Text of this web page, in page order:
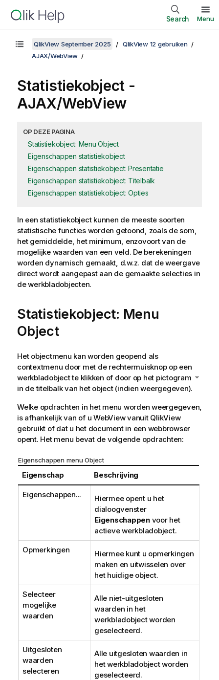
Search Menu
QlikView September 2025
QlikView 12 gebruiken
AJAX/WebView
Statistiekobject -
AJAX/WebView
OP DEZE PAGINA
Statistiekobject: Menu Object
Eigenschappen statistiekobject
Eigenschappen statistiekobject: Presentatie
Eigenschappen statistiekobject: Titelbalk
Eigenschappen statistiekobject: Opties
In een statistiekobject kunnen de meeste soorten
statistische functies worden getoond, zoals de som,
het gemiddelde, het minimum, enzovoort van de
mogelijke waarden van een veld. De berekeningen
worden dynamisch gemaakt, d.w.z. dat de weergave
direct wordt aangepast aan de gemaakte selecties in
de werkbladobjecten.
Statistiekobject: Menu
Object
Het objectmenu kan worden geopend als
contextmenu door met de rechtermuisknop op een
werkbladobject te klikken of door op het pictogram
in de titelbalk van het object (indien weergegeven).
Welke opdrachten in het menu worden weergegeven,
is afhankelijk van of u WebView vanuit QlikView
gebruikt of dat u het document in een webbrowser
opent. Het menu bevat de volgende opdrachten:
Eigenschappen menu Object
Eigenschap Beschrijving
Eigenschappen...
Hiermee opent u het
dialoogvenster
Eigenschappenvoor het
actieve werkbladobject.
Opmerkingen
Hiermee kunt u opmerkingen
maken en uitwisselen over
het huidige object.
Selecteer
mogelijke
waarden
Alle niet-uitgesloten
waarden in het
werkbladobject worden
geselecteerd.
Uitgesloten
waarden
selecteren
Alle uitgesloten waarden in
het werkbladobject worden
geselecteerd.